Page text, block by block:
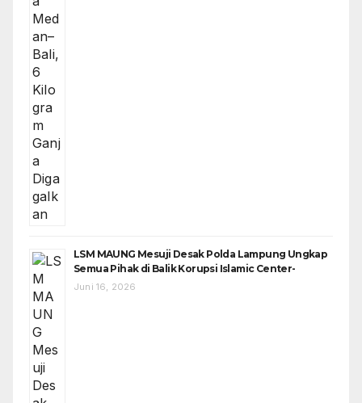
LSM MAUNG Mesuji Desak Polda Lampung Ungkap
Semua Pihak di Balik Korupsi Islamic Center-
Juni 16, 2026